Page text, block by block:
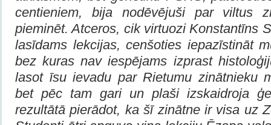
centieniem, bija nodēvējuši par viltus
pieminēt. Atceros, cik virtuozi Konstantīns
lasīdams lekcijas, cenšoties iepazīstināt
bez kuras nav iespējams izprast
lasot īsu ievadu par Rietumu zinātnieku
bet pēc tam gari un plaši izskaidroja
rezultātā pierādot, ka šī zinātne ir visa uz